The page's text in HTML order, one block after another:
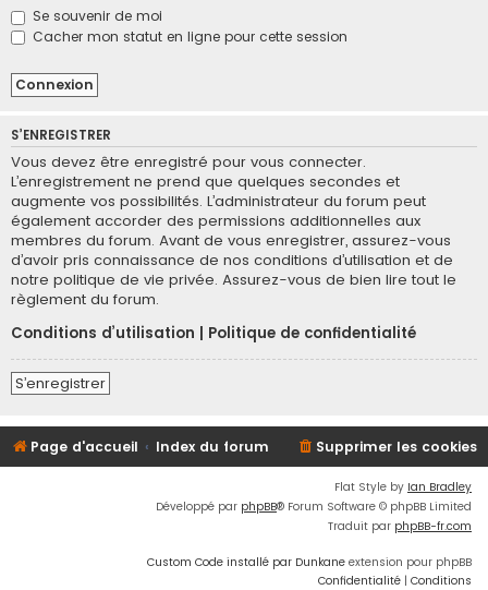
Se souvenir de moi
Cacher mon statut en ligne pour cette session
S’ENREGISTRER
Vous devez être enregistré pour vous connecter.
L’enregistrement ne prend que quelques secondes et
augmente vos possibilités. L’administrateur du forum peut
également accorder des permissions additionnelles aux
membres du forum. Avant de vous enregistrer, assurez-vous
d’avoir pris connaissance de nos conditions d’utilisation et de
notre politique de vie privée. Assurez-vous de bien lire tout le
règlement du forum.
Conditions d’utilisation
Politique de confidentialité
S’enregistrer
Page d'accueil Index du forum Supprimer les cookies
Flat Style by Ian Bradley
Développé par phpBB® Forum Software © phpBB Limited
Traduit par phpBB-fr.com
Custom Code installé par Dunkane extension pour phpBB
Confidentialité | Conditions